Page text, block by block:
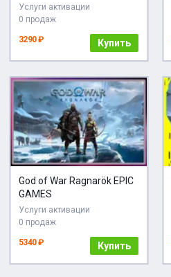
account
Услуги активации
0 продаж
3290 ₽ Купить
God of War Ragnarök EPIC
GAMES
Услуги активации
0 продаж
5340 ₽ Купить